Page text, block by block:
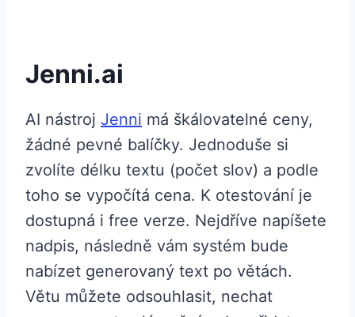
Jenni.ai
AI nástroj Jenni má škálovatelné ceny,
žádné pevné balíčky. Jednoduše si
zvolíte délku textu (počet slov) a podle
toho se vypočítá cena. K otestování je
dostupná i free verze. Nejdříve napíšete
nadpis, následně vám systém bude
nabízet generovaný text po větách.
Větu můžete odsouhlasit, nechat